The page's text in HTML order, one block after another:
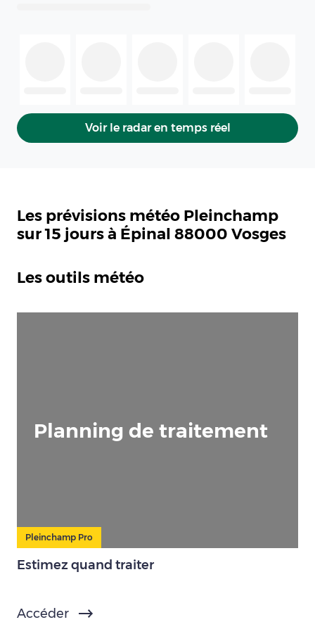
Voir le radar en temps réel
Les prévisions météo Pleinchamp
sur 15 jours à Épinal 88000 Vosges
Les outils météo
Planning de traitement
Pleinchamp Pro
Estimez quand traiter
Accéder